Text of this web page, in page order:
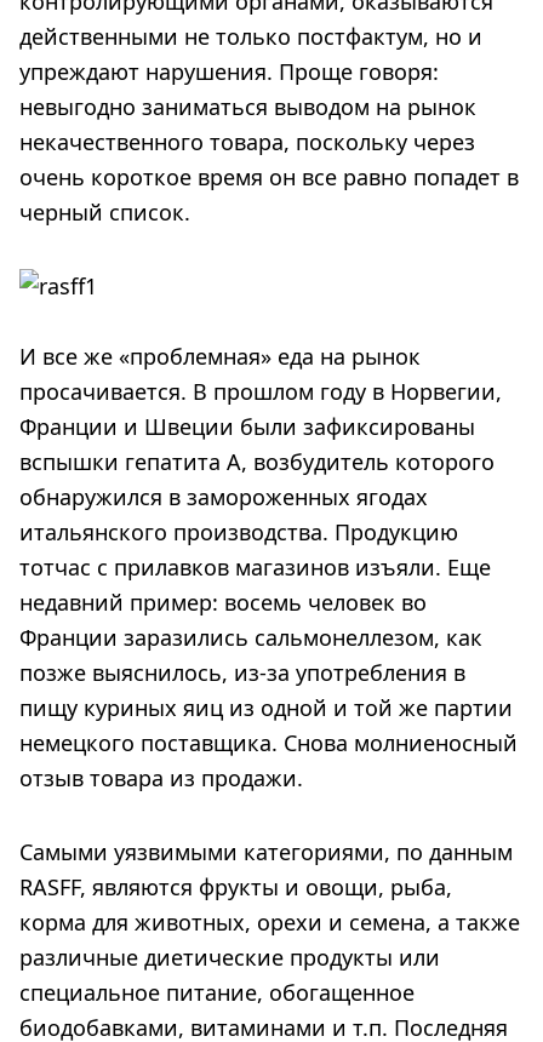
действенными не только постфактум, но и
упреждают нарушения. Проще говоря:
невыгодно заниматься выводом на рынок
некачественного товара, поскольку через
очень короткое время он все равно попадет в
черный список.
И все же «проблемная» еда на рынок
просачивается. В прошлом году в Норвегии,
Франции и Швеции были зафиксированы
вспышки гепатита A, возбудитель которого
обнаружился в замороженных ягодах
итальянского производства. Продукцию
тотчас с прилавков магазинов изъяли. Еще
недавний пример: восемь человек во
Франции заразились сальмонеллезом, как
позже выяснилось, из-за употребления в
пищу куриных яиц из одной и той же партии
немецкого поставщика. Снова молниеносный
отзыв товара из продажи.
Самыми уязвимыми категориями, по данным
RASFF, являются фрукты и овощи, рыба,
корма для животных, орехи и семена, а также
различные диетические продукты или
специальное питание, обогащенное
биодобавками, витаминами и т.п. Последняя